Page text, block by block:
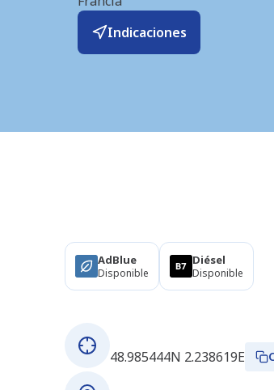
Indicaciones
AdBlue
Disponible
Diésel
Disponible
48.985444N 2.238619E